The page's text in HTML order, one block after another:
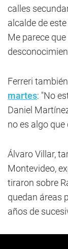
calles
alcalde de
Me parece
Ferreri
martes: "No
Daniel
no es algo
Álvaro Villar,
Montevideo,
tiraron sobre
quedan áreas
años de